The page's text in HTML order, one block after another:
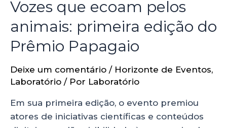
Vozes que ecoam pelos
animais: primeira edição do
Prêmio Papagaio
Deixe um comentário / Horizonte de Eventos,
Laboratório / Por Laboratório
Em sua primeira edição, o evento premiou
atores de iniciativas científicas e conteúdos